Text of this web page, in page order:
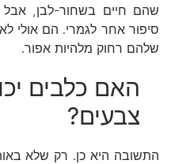
שהם חיים בשחור-לבן, אבל
סיפור אחר לגמרי. הם אולי
שלהם רחוק מלהיות אפור.
האם כלבים
צבעים?
התשובה היא כן. רק שלא